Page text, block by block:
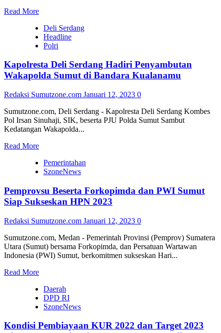
Read MoreRead
about
Polda
Sumut
Operasi
Kepolisian
Hoval
Toba
2023
dalam
Sukseskan
F1H20
Toba
Deli Serdang
Headline
Polri
Kapolresta Deli Serdang Hadiri Penyambutan
Wakapolda Sumut di Bandara Kualanamu
Redaksi Sumutzone.com Januari 12, 2023 0
Sumutzone.com, Deli Serdang - Kapolresta Deli Serdang Kombes
Pol Irsan Sinuhaji, SIK, beserta PJU Polda Sumut Sambut
Kedatangan Wakapolda...
Read MoreRead
about
Kapolresta
Serdang
Hadiri
Penyambutan
Sumut
Bandara
Kualanamu
Pemerintahan
SzoneNews
Pemprovsu Beserta Forkopimda dan PWI Sumut
Siap Sukseskan HPN 2023
Redaksi Sumutzone.com Januari 12, 2023 0
Sumutzone.com, Medan - Pemerintah Provinsi (Pemprov) Sumatera
Utara (Sumut) bersama Forkopimda, dan Persatuan Wartawan
Indonesia (PWI) Sumut, berkomitmen sukseskan Hari...
Read MoreRead
about
Pemprovsu
Beserta
dan
Daerah
DPD RI
SzoneNews
Kondisi Pembiayaan KUR 2022 dan Target 2023